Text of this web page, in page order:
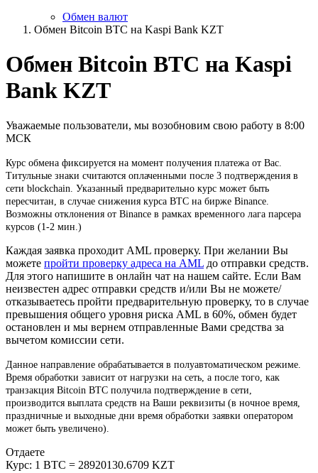
Обмен валют
Обмен Bitcoin BTC на Kaspi Bank KZT
Обмен Bitcoin BTC на Kaspi
Bank KZT
Уважаемые пользователи, мы возобновим свою работу в 8:00
МСК
Курс обмена фиксируется на момент получения платежа от Вас.
Титульные знаки считаются оплаченными после 3 подтверждения в
сети blockchain. Указанный предварительно курс может быть
пересчитан, в случае снижения курса BTC на бирже Binance.
Возможны отклонения от Binance в рамках временного лага парсера
курсов (1-2 мин.)
Каждая заявка проходит AML проверку. При желании Вы
можете пройти проверку адреса на AML до отправки средств.
Для этого напишите в онлайн чат на нашем сайте. Если Вам
неизвестен адрес отправки средств и/или Вы не можете/
отказываетесь пройти предварительную проверку, то в случае
превышения общего уровня риска AML в 60%, обмен будет
остановлен и мы вернем отправленные Вами средства за
вычетом комиссии сети.
Данное направление обрабатывается в полуавтоматическом режиме.
Время обработки зависит от нагрузки на сеть, а после того, как
транзакция Bitcoin BTC получила подтверждение в сети,
производится выплата средств на Ваши реквизиты (в ночное время,
праздничные и выходные дни время обработки заявки оператором
может быть увеличено).
Отдаете
Курс: 1 BTC = 28920130.6709 KZT